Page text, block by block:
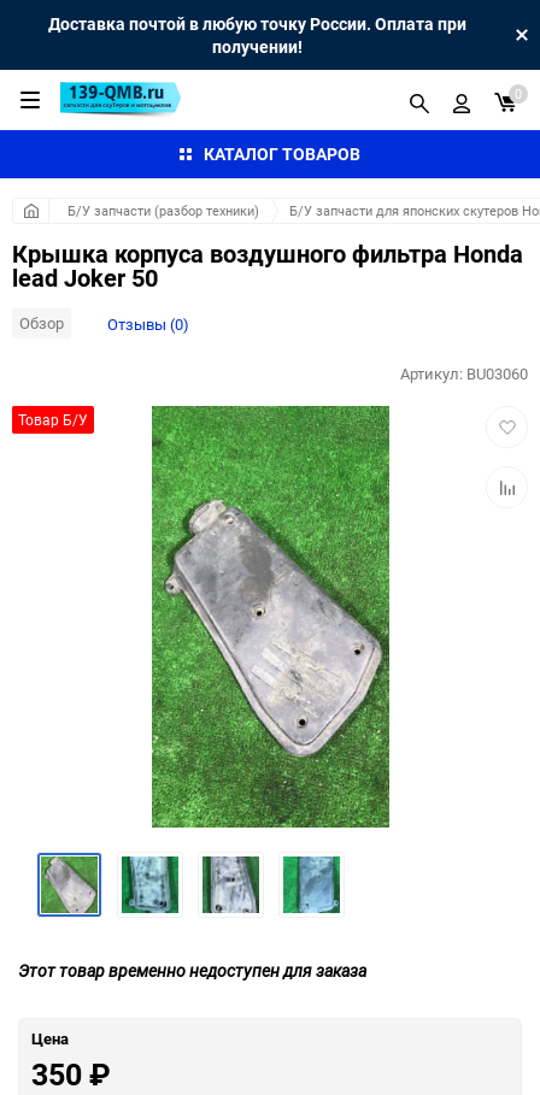
Доставка почтой в любую точку России. Оплата при
получении!
КАТАЛОГ ТОВАРОВ
0
Б/У запчасти (разбор техники) Б/У запчасти для японских скутеров
Крышка корпуса воздушного фильтра Honda
lead Joker 50
Обзор Отзывы (0)
Товар Б/У
Артикул: BU03060
Этот товар временно недоступен для заказа
Цена
350₽